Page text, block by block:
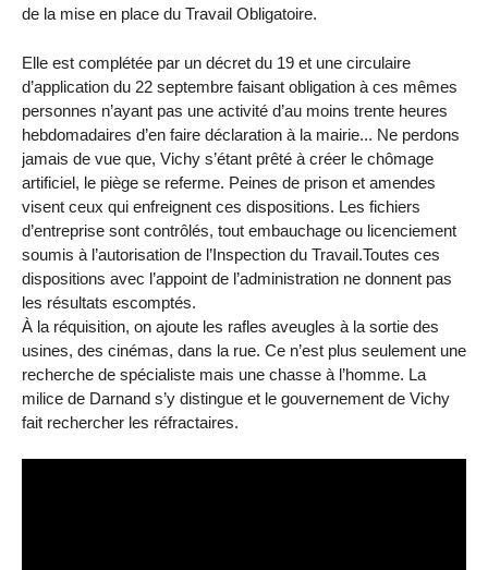
de la mise en place du Travail Obligatoire.
Elle est complétée par un décret du 19 et une circulaire
d’application du 22 septembre faisant obligation à ces mêmes
personnes n’ayant pas une activité d’au moins trente heures
hebdomadaires d’en faire déclaration à la mairie... Ne perdons
jamais de vue que, Vichy s’étant prêté à créer le chômage
artificiel, le piège se referme. Peines de prison et amendes
visent ceux qui enfreignent ces dispositions. Les fichiers
d’entreprise sont contrôlés, tout embauchage ou licenciement
soumis à l’autorisation de l’Inspection du Travail.Toutes ces
dispositions avec l’appoint de l’administration ne donnent pas
les résultats escomptés.
À la réquisition, on ajoute les rafles aveugles à la sortie des
usines, des cinémas, dans la rue. Ce n’est plus seulement une
recherche de spécialiste mais une chasse à l’homme. La
milice de Darnand s’y distingue et le gouvernement de Vichy
fait rechercher les réfractaires.